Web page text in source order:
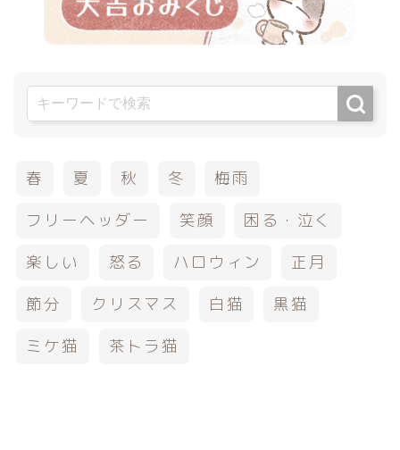
春 夏 秋 冬
梅雨
フリーヘッダー
笑顔
困る・泣く
楽しい
怒る ハロウィン
正月
節分
クリスマス 白猫
黒猫
ミケ猫
茶トラ猫